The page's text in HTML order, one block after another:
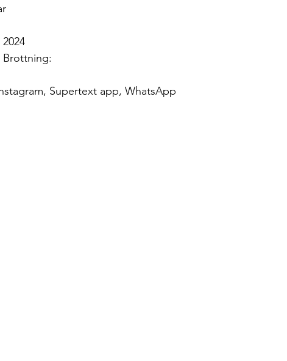
Brottning:
Supertext app, WhatsApp